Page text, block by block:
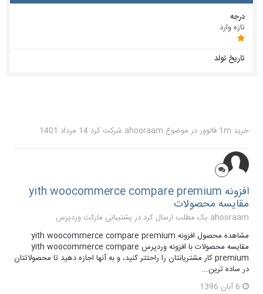
درجه
تازه وارد
تاریخ تولد
خرید 1m فالوور در موضوع ahooraam شرکت کرد 14 مرداد 1401
افزونه yith woocommerce compare premium
مقایسه محصولات
ahooraam یک مطلب ارسال کرد در
پشتیبانی مارکت وردپرس
مشاهده محصول افزونه yith woocommerce compare premium
مقایسه محصولات با افزونه وردپرس yith woocommerce compare
premium کار مشتریانتان را راحتتر کنید، و به آنها اجازه دهید تا محصولاتتان
در ساده ترین...
6 آبان 1396